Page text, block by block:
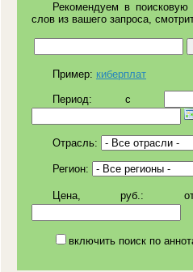
Рекомендуем в
слов из вашего запроса,
Пример: киберплат
Период: c
Отрасль:
Регион:
Цена, руб.:
включить поиск по